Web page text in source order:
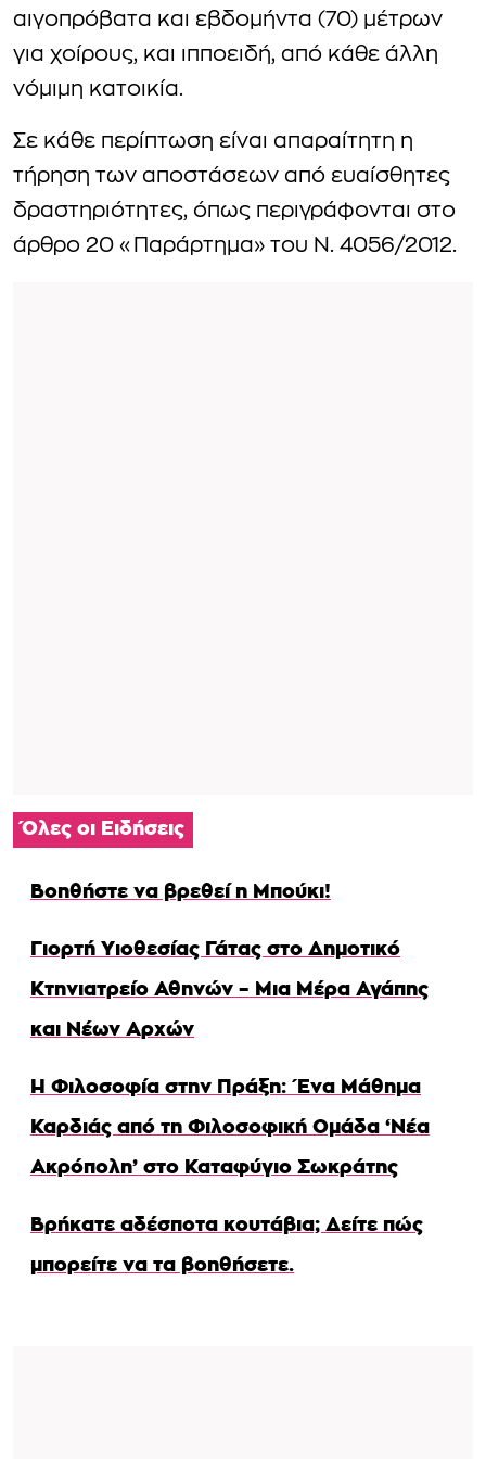
αιγοπρόβατα και εβδομήντα (70) μέτρων
για χοίρους, και ιπποειδή, από κάθε άλλη
νόμιμη κατοικία.
Σε κάθε περίπτωση είναι απαραίτητη η
τήρηση των αποστάσεων από ευαίσθητες
δραστηριότητες, όπως περιγράφονται στο
άρθρο 20 «Παράρτημα» του Ν. 4056/2012.
Όλες οι Ειδήσεις
Βοηθήστε να βρεθεί η Μπούκι!
Γιορτή Υιοθεσίας Γάτας στο Δημοτικό
Κτηνιατρείο Αθηνών – Μια Μέρα Αγάπης
και Νέων Αρχών
Η Φιλοσοφία στην Πράξη: Ένα Μάθημα
Καρδιάς από τη Φιλοσοφική Ομάδα ‘Νέα
Ακρόπολη’ στο Καταφύγιο Σωκράτης
Βρήκατε αδέσποτα κουτάβια; Δείτε πώς
μπορείτε να τα βοηθήσετε.